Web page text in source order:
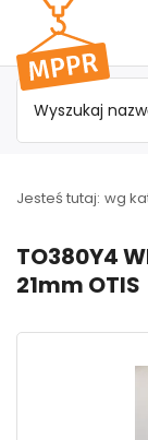
Przejdź do
menu
głównego
Jesteś tutaj: wg
TO380Y4
21mm OTIS